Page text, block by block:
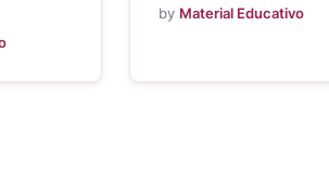
by Material Educativo